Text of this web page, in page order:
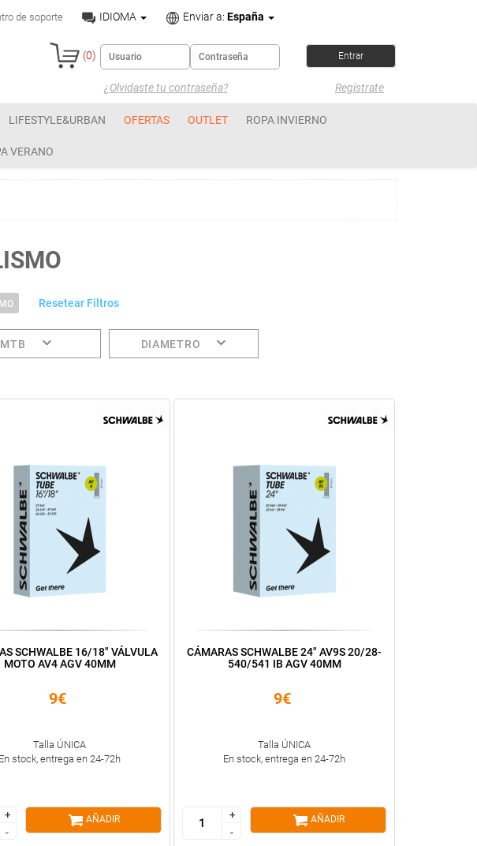
de soporte IDIOMA Enviar a: España
(0)
¿Olvidaste tu contraseña? Regístrate
LIFESTYLE&URBAN OFERTAS OUTLET ROPA INVIERNO
VERANO
Resetear Filtros
MTB DIAMETRO
SCHWALBE 16/18" VÁLVULA
MOTO AV4 AGV 40MM
9€
Talla ÚNICA
En stock, entrega en 24-72h
+
-
+
-
AÑADIR
CÁMARAS SCHWALBE 24" AV9S 20/28-
540/541 IB AGV 40MM
9€
Talla ÚNICA
En stock, entrega en 24-72h
+
-
+
-
AÑADIR